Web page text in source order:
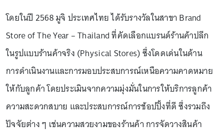
โดยในปี 2568 มูจิ ประเทศไทย ได้รับรางวัลในสาขา Brand
Store of The Year – Thailand ที่คัดเลือกแบรนด์ร้านค้าปลีก
ในรูปแบบร้านค้าจริง (Physical Stores) ซึ่งโดดเด่นในด้าน
การดำเนินงานและการมอบประสบการณ์เหนือความคาดหมาย
ให้กับลูกค้า โดยประเมินจากความมุ่งมั่นในการให้บริการลูกค้า
ความสะดวกสบาย และประสบการณ์การช้อปปิ้งที่ดี ซึ่งรวมถึง
ปัจจัยต่าง ๆ เช่นความสวยงามของร้านค้า การจัดวางสินค้า